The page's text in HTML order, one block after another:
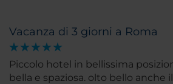
però sopperibile dall'ottima
la possibilità di fare colazione
Bistrot sulla terrazza nella zona
sull'Altare della Patria magari
aggiuntivo.
Vacanza di 3 giorni a Roma
Piccolo hotel in bellissima
bella e spaziosa. olto bello anche